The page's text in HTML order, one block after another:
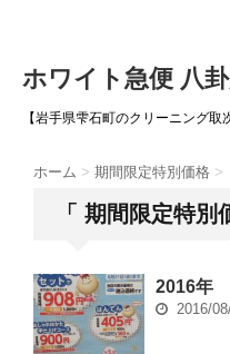
ホワイト急便 八
【岩手県雫石町のクリーニング取
ホーム > 期間限定特別価格 >
「 期間限定特
2016年
2016/